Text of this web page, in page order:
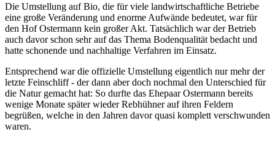
Die Umstellung auf Bio, die für viele landwirtschaftliche Betriebe
eine große Veränderung und enorme Aufwände bedeutet, war für
den Hof Ostermann kein großer Akt. Tatsächlich war der Betrieb
auch davor schon sehr auf das Thema Bodenqualität bedacht und
hatte schonende und nachhaltige Verfahren im Einsatz.
Entsprechend war die offizielle Umstellung eigentlich nur mehr der
letzte Feinschliff - der dann aber doch nochmal den Unterschied für
die Natur gemacht hat: So durfte das Ehepaar Ostermann bereits
wenige Monate später wieder Rebhühner auf ihren Feldern
begrüßen, welche in den Jahren davor quasi komplett verschwunden
waren.